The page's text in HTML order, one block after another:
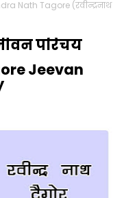
Nath Tagore (रवीन्द्रनाथ
परिचय
Jeevan